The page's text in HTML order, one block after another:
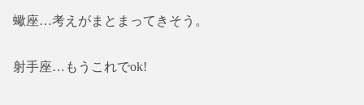
蠍座…考えがまとまってきそう。
射手座…もうこれでok!